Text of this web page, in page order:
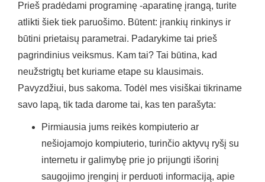
Prieš pradėdami programinę -aparatinę įrangą, turite
atlikti šiek tiek paruošimo. Būtent: įrankių rinkinys ir
būtini prietaisų parametrai. Padarykime tai prieš
pagrindinius veiksmus. Kam tai? Tai būtina, kad
neužstrigtų bet kuriame etape su klausimais.
Pavyzdžiui, bus sakoma. Todėl mes visiškai tikriname
savo lapą, tik tada darome tai, kas ten parašyta:
Pirmiausia jums reikės kompiuterio ar
nešiojamojo kompiuterio, turinčio aktyvų ryšį su
internetu ir galimybę prie jo prijungti išorinį
saugojimo įrenginį ir perduoti informaciją, apie